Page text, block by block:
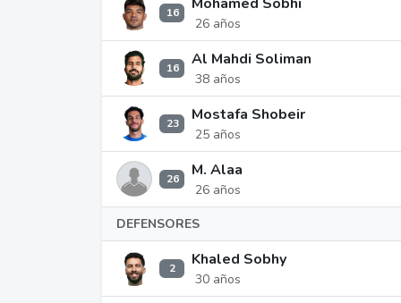
16
26 años
16 Al Mahdi Soliman
38 años
23 Mostafa Shobeir
25 años
26 M. Alaa
26 años
DEFENSORES
2 Khaled Sobhy
30 años